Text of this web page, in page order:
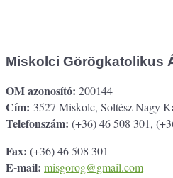
Miskolci Görögkatolikus
OM azonosító: 200144
Cím: 3527 Miskolc, Soltész Nagy
Telefonszám: (+36) 46 508 301,
Fax: (+36) 46 508 301
E-mail: misgorog@gmail.com